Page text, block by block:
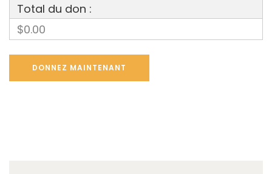
Total du don :
$0.00